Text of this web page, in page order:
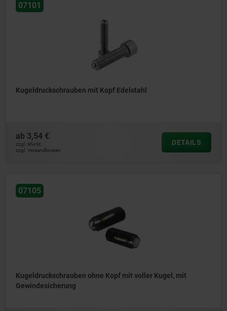
07101
Kugeldruckschrauben mit Kopf Edelstahl
ab 3,54 €
zzgl. MwSt.
zzgl. Versandkosten
DETAILS
07105
Kugeldruckschrauben ohne Kopf mit voller Kugel, mit
Gewindesicherung